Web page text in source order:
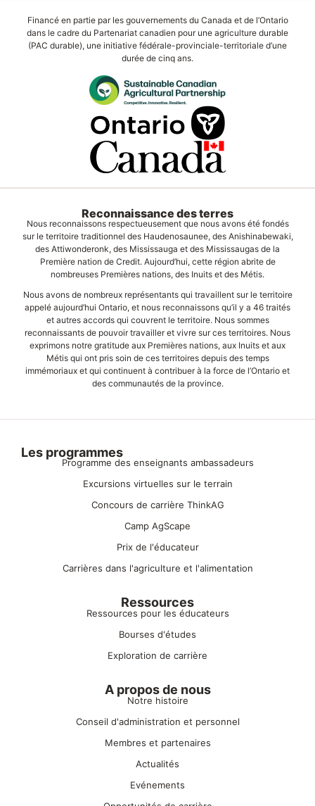
Financé en partie par les gouvernements du Canada et de l’Ontario
dans le cadre du Partenariat canadien pour une agriculture durable
(PAC durable), une initiative fédérale-provinciale-territoriale d’une
durée de cinq ans.
Reconnaissance des terres
Nous reconnaissons respectueusement que nous avons été fondés
sur le territoire traditionnel des Haudenosaunee, des Anishinabewaki,
des Attiwonderonk, des Mississauga et des Mississaugas de la
Première nation de Credit. Aujourd’hui, cette région abrite de
nombreuses Premières nations, des Inuits et des Métis.
Nous avons de nombreux représentants qui travaillent sur le territoire
appelé aujourd’hui Ontario, et nous reconnaissons qu’il y a 46 traités
et autres accords qui couvrent le territoire. Nous sommes
reconnaissants de pouvoir travailler et vivre sur ces territoires. Nous
exprimons notre gratitude aux Premières nations, aux Inuits et aux
Métis qui ont pris soin de ces territoires depuis des temps
immémoriaux et qui continuent à contribuer à la force de l’Ontario et
des communautés de la province.
Les programmes
Programme des enseignants ambassadeurs
Excursions virtuelles sur le terrain
Concours de carrière ThinkAG
Camp AgScape
Prix de l'éducateur
Carrières dans l'agriculture et l'alimentation
Ressources
Ressources pour les éducateurs
Bourses d'études
Exploration de carrière
A propos de nous
Notre histoire
Conseil d'administration et personnel
Membres et partenaires
Actualités
Evénements